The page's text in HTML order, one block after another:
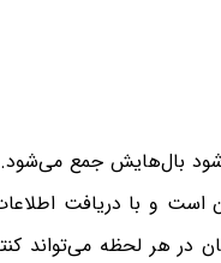
شود بال‌هایش جمع
است و با دریافت
در هر لحظه می‌تواند